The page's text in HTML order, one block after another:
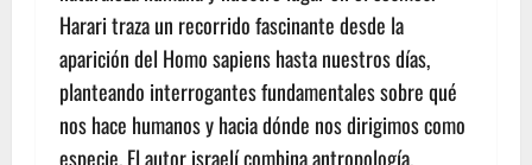
Harari traza un recorrido fascinante desde la
aparición del Homo sapiens hasta nuestros días,
planteando interrogantes fundamentales sobre qué
nos hace humanos y hacia dónde nos dirigimos como
especie. El autor israelí combina antropología,